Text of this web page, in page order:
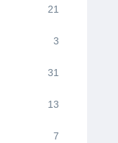
21
3
31
13
7